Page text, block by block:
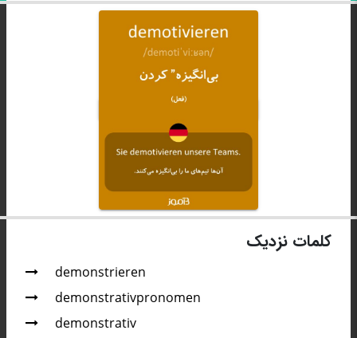
کلمات نزدیک
demonstrieren
demonstrativpronomen
demonstrativ